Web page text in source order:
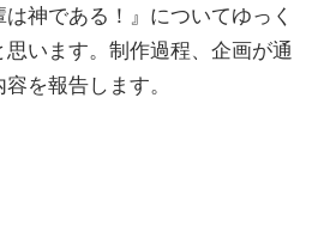
神である！』についてゆっく
思います。制作過程、企画が通
を報告します。